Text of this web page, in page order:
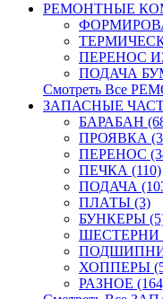
РЕМОНТНЫЕ
ПЕРЕНОС
ПОДАЧА
Смотреть Все
ЗАПАСНЫЕ
БАРАБАН
ПРОЯВКА
ПЕРЕНОС
ПЕЧКА (110)
ПОДАЧА
ПЛАТЫ (3)
БУНКЕРЫ
ШЕСТЕРНИ
ХОППЕРЫ
РАЗНОЕ